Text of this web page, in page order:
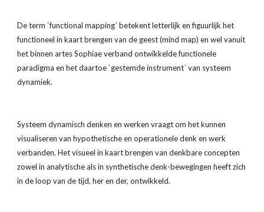
De term `functional mapping´ betekent letterlijk en figuurlijk het
functioneel in kaart brengen van de geest (mind map) en wel vanuit
het binnen artes Sophiae verband ontwikkelde functionele
paradigma en het daartoe `gestemde instrument´ van systeem
dynamiek.
Systeem dynamisch denken en werken vraagt om het kunnen
visualiseren van hypothetische en operationele denk en werk
verbanden. Het visueel in kaart brengen van denkbare concepten
zowel in analytische als in synthetische denk-bewegingen heeft zich
in de loop van de tijd, her en der, ontwikkeld.